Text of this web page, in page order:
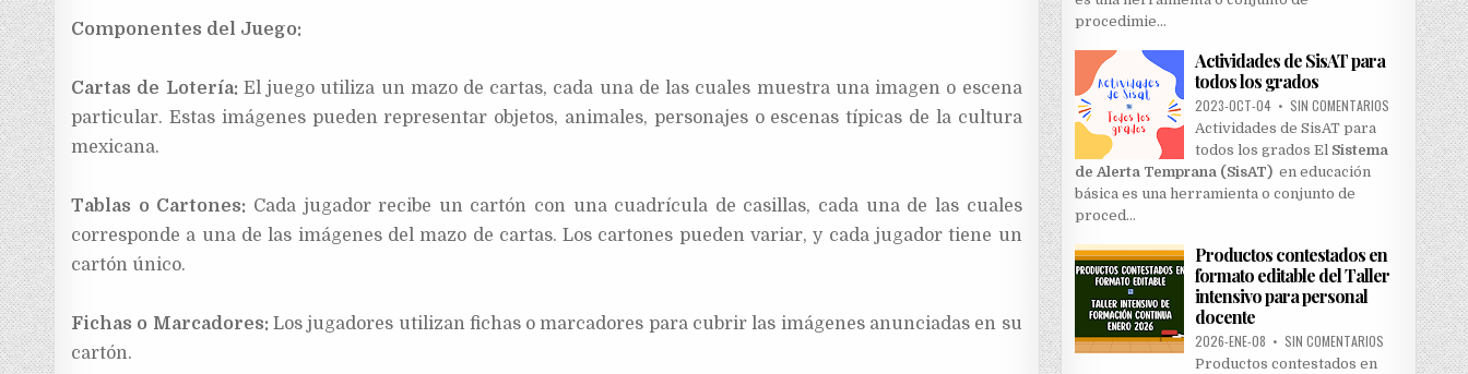
Componentes del Juego:
Cartas de Lotería: El juego utiliza un mazo de cartas, cada una de las cuales muestra una imagen o escena
particular. Estas imágenes pueden representar objetos, animales, personajes o escenas típicas de la cultura
mexicana.
Tablas o Cartones: Cada jugador recibe un cartón con una cuadrícula de casillas, cada una de las cuales
corresponde a una de las imágenes del mazo de cartas. Los cartones pueden variar, y cada jugador tiene un
cartón único.
Fichas o Marcadores: Los jugadores utilizan fichas o marcadores para cubrir las imágenes anunciadas en su
cartón.
procedimie…
Actividades de SisAT para
todos los grados
2023-OCT-04 • SIN COMENTARIOS
Actividades de SisAT para
todos los grados El Sistema
de Alerta Temprana (SisAT)en educación
básica es una herramienta o conjunto de
proced…
Productos contestados en
formato editable del Taller
intensivo para personal
docente
2026-ENE-08 • SIN COMENTARIOS
Productos contestados en